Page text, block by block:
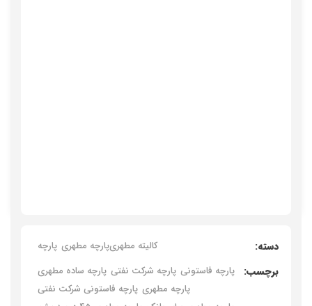
دسته: پارچه پارچه مطهریکالیته مطهری
برچسب: پارچه ساده مطهری پارچه شرکت نفتی پارچه فاستونی
پارچه فاستونی شرکت نفتی پارچه مطهری